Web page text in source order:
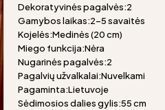
Dekoratyvinės pagalvės:2
Gamybos laikas:2-5 savaitės
Kojelės:Medinės (20 cm)
Miego funkcija:Nėra
Nugarinės pagalvės:2
Pagalvių užvalkalai:Nuvelkami
Pagaminta:Lietuvoje
Sėdimosios dalies gylis:55 cm